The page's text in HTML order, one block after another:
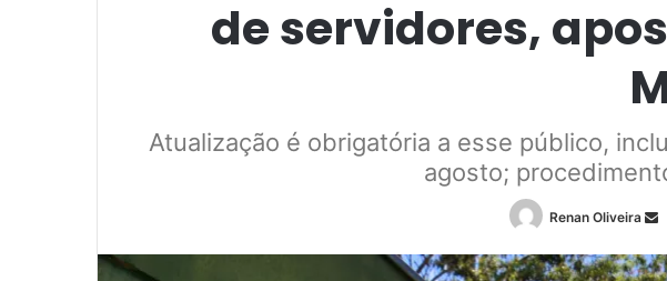
de servidores,
Atualização é obrigatória a esse público,
agosto;
Renan Oliveira